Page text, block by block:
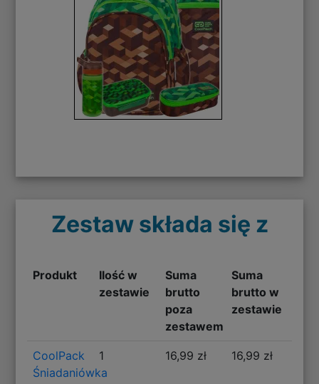
Zestaw składa się z
Produkt
Ilość w
zestawie
Suma
brutto
poza
zestawem
Suma
brutto w
zestawie
CoolPack
Śniadaniówka
1 16,99 zł 16,99 zł